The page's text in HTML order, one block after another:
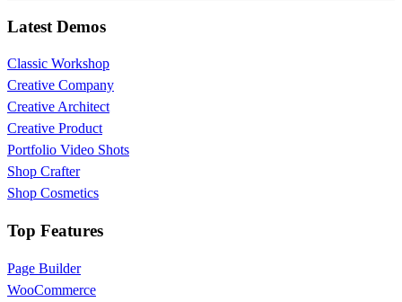
Latest Demos
Classic Workshop
Creative Company
Creative Architect
Creative Product
Portfolio Video Shots
Shop Crafter
Shop Cosmetics
Top Features
Page Builder
WooCommerce